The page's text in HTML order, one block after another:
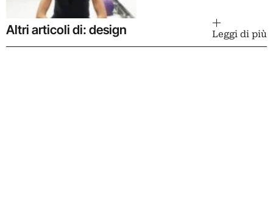
Altri articoli di: design Leggi di più